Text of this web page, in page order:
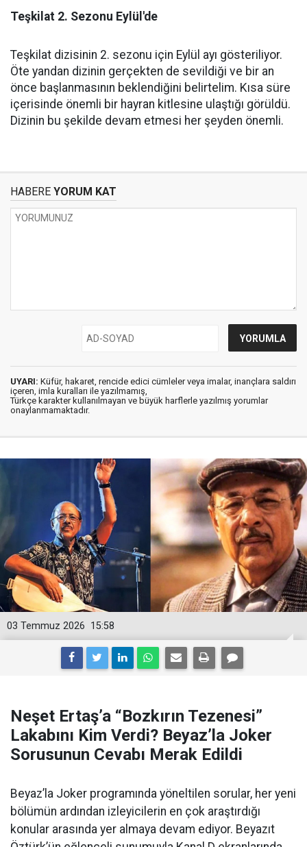
Teşkilat 2. Sezonu Eylül'de
Teşkilat dizisinin 2. sezonu için Eylül ayı gösteriliyor.
Öte yandan dizinin gerçekten de sevildiği ve bir an
önce başlanmasının beklendiğini belirtelim. Kısa süre
içerisinde önemli bir hayran kitlesine ulaştığı görüldü.
Dizinin bu şekilde devam etmesi her şeyden önemli.
HABERE YORUM KAT
UYARI: Küfür, hakaret, rencide edici cümleler veya imalar, inançlara saldırı
içeren, imla kuralları ile yazılmamış,
Türkçe karakter kullanılmayan ve büyük harflerle yazılmış yorumlar
onaylanmamaktadır.
15:58
03 Temmuz 2026
Neşet Ertaş’a “Bozkırın Tezenesi”
Lakabını Kim Verdi? Beyaz’la Joker
Sorusunun Cevabı Merak Edildi
Beyaz’la Joker programında yöneltilen sorular, her yeni
bölümün ardından izleyicilerin en çok araştırdığı
konular arasında yer almaya devam ediyor. Beyazıt